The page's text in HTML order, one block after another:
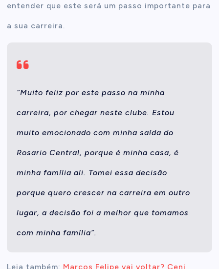
entender que este será um passo importante para
a sua carreira.
“Muito feliz por este passo na minha
carreira, por chegar neste clube. Estou
muito emocionado com minha saída do
Rosario Central, porque é minha casa, é
minha família ali. Tomei essa decisão
porque quero crescer na carreira em outro
lugar, a decisão foi a melhor que tomamos
com minha família”.
Leia também: Marcos Felipe vai voltar? Ceni